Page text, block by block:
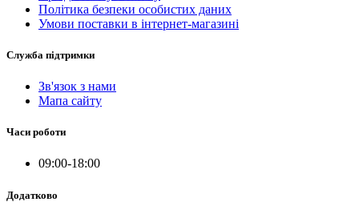
Політика безпеки особистих даних
Умови поставки в інтернет-магазині
Служба підтримки
Зв'язок з нами
Мапа сайту
Часи роботи
09:00-18:00
Додатково